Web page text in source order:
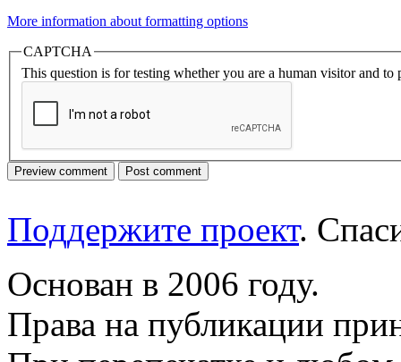
More information about formatting options
CAPTCHA
This question is for testing whether you are a human visitor and to
Поддержите проект.
Основан в 2006 году.
Права на публикации